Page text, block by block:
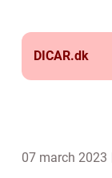
DICAR.dk
07 march 2023